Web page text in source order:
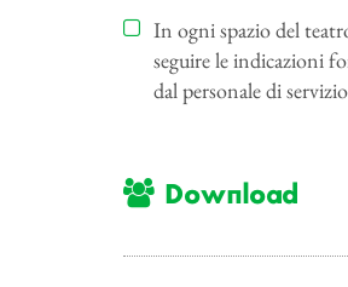
In ogni spazio del
seguire le indicazioni
dal personale di
Download